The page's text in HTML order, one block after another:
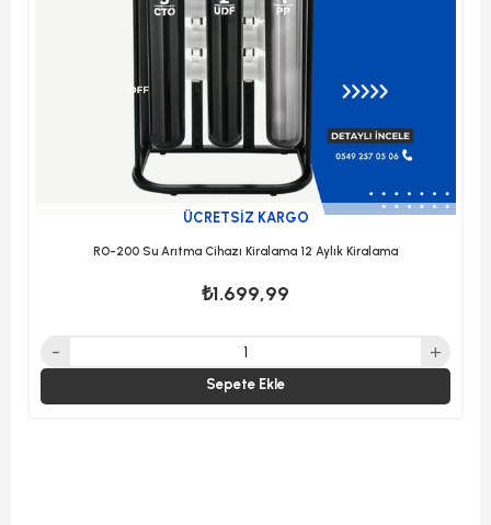
RO-200 Su Arıtma Cihazı Kiralama 12 Aylık Kiralama
₺1.699,99
ÜCRETSIZ KARGO
Sepete Ekle